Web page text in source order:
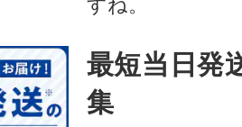
すね。
最短当日発
集